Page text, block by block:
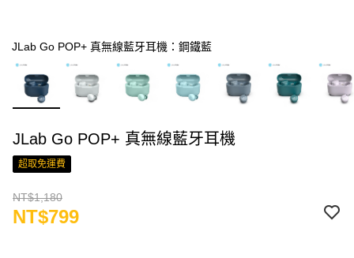
JLab Go POP+ 真無線藍牙耳機：鋼鐵藍
JLab Go POP+ 真無線藍牙耳機
超取免運費
NT$1,180
NT$799